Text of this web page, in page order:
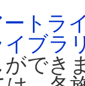
トラ
イブラ
でき